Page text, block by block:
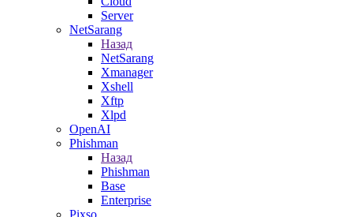
Server
NetSarang
Назад
NetSarang
Xmanager
Xshell
Xftp
Xlpd
OpenAI
Phishman
Назад
Phishman
Base
Enterprise
Pixso